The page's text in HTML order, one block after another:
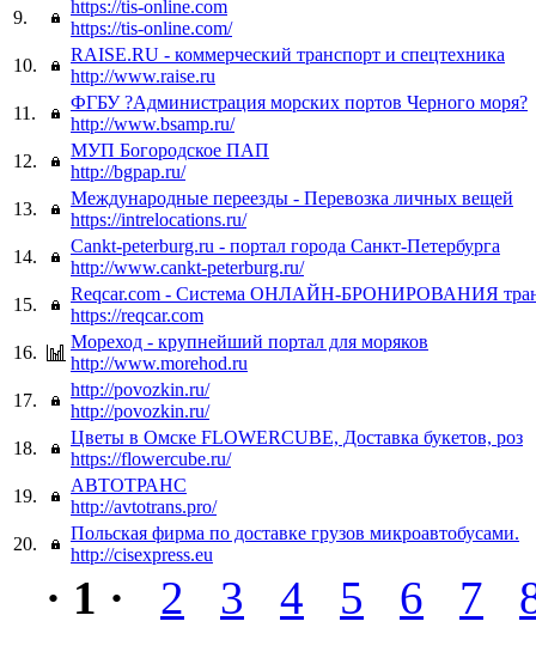
9.
https://tis-online.com
https://tis-online.com/
10.
RAISE.RU - коммерческий транспорт и спецтехника
http://www.raise.ru
11.
ФГБУ ?Администрация морских портов Черного моря?
http://www.bsamp.ru/
12.
МУП Богородское ПАП
http://bgpap.ru/
13.
Международные переезды - Перевозка личных вещей
https://intrelocations.ru/
14.
Cankt-peterburg.ru - портал города Санкт-Петербурга
http://www.cankt-peterburg.ru/
15.
Reqcar.com - Система ОНЛАЙН-БРОНИРОВАНИЯ
https://reqcar.com
16.
Мореход - крупнейший портал для моряков
http://www.morehod.ru
17.
http://povozkin.ru/
http://povozkin.ru/
18.
Цветы в Омске FLOWERCUBE, Доставка букетов, роз
https://flowercube.ru/
19.
АВТОТРАНС
http://avtotrans.pro/
20.
Польская фирма по доставке грузов микроавтобусами.
http://cisexpress.eu
· 1 · 2 3 4 5 6 7